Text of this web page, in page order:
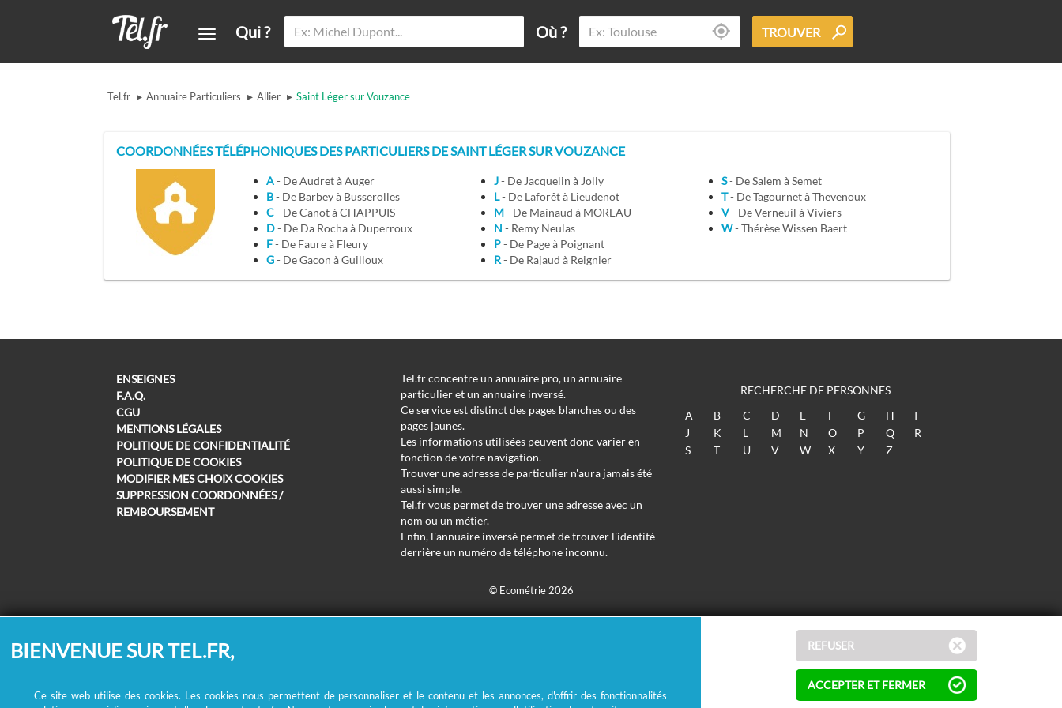
Qui ? Où ? TROUVER
Tel.fr ▸ Annuaire Particuliers ▸ Allier ▸ Saint Léger sur Vouzance
COORDONNÉES TÉLÉPHONIQUES DES PARTICULIERS DE SAINT LÉGER SUR VOUZANCE
A
- De Audret à Auger
B
- De Barbey à Busserolles
C
- De Canot à CHAPPUIS
D
- De Da Rocha à Duperroux
F
- De Faure à Fleury
G
- De Gacon à Guilloux
J
- De Jacquelin à Jolly
L
- De Laforêt à Lieudenot
M
- De Mainaud à MOREAU
N
- Remy Neulas
P
- De Page à Poignant
R
- De Rajaud à Reignier
S
- De Salem à Semet
T
- De Tagournet à Thevenoux
V
- De Verneuil à Viviers
W
- Thérèse Wissen Baert
ENSEIGNES
F.A.Q.
CGU
MENTIONS LÉGALES
POLITIQUE DE CONFIDENTIALITÉ
POLITIQUE DE COOKIES
MODIFIER MES CHOIX COOKIES
SUPPRESSION COORDONNÉES /
REMBOURSEMENT
Tel.fr concentre un annuaire pro, un annuaire
particulier et un annuaire inversé.
Ce service est distinct des pages blanches ou des
pages jaunes.
Les informations utilisées peuvent donc varier en
fonction de votre navigation.
Trouver une adresse de particulier n'aura jamais été
aussi simple.
Tel.fr vous permet de trouver une adresse avec un
nom ou un métier.
Enfin, l'annuaire inversé permet de trouver l'identité
derrière un numéro de téléphone inconnu.
RECHERCHE DE PERSONNES
A
B C D E F G H
I
J
K L M N O P Q
R
S
T U V W X Y Z
© Ecométrie 2026
BIENVENUE SUR TEL.FR,
Ce site web utilise des cookies. Les cookies nous permettent de personnaliser et le contenu et les annonces, d'offrir des fonctionnalités
REFUSER
ACCEPTER ET FERMER